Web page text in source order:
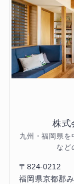
株式
九州・福岡県を
など
〒824-0212
福岡県京都郡